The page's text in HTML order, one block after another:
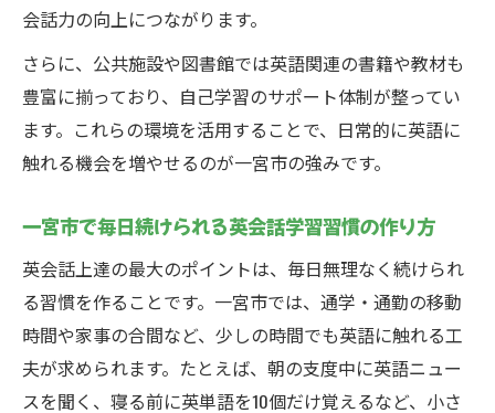
会話力の向上につながります。
さらに、公共施設や図書館では英語関連の書籍や教材も
豊富に揃っており、自己学習のサポート体制が整ってい
ます。これらの環境を活用することで、日常的に英語に
触れる機会を増やせるのが一宮市の強みです。
一宮市で毎日続けられる英会話学習習慣の作り方
英会話上達の最大のポイントは、毎日無理なく続けられ
る習慣を作ることです。一宮市では、通学・通勤の移動
時間や家事の合間など、少しの時間でも英語に触れる工
夫が求められます。たとえば、朝の支度中に英語ニュー
スを聞く、寝る前に英単語を10個だけ覚えるなど、小さ